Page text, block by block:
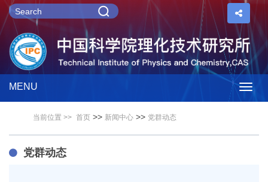
MENU
当前位置 >> 首页 >> 新闻中心 >> 党群动态
党群动态